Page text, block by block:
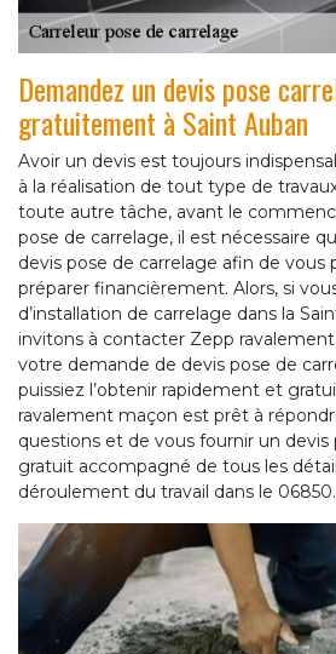
Demandez un devis pose
gratuitement à Saint Auban
Avoir un devis est toujours
à la réalisation de tout type de
toute autre tâche, avant le
pose de carrelage, il est nécessaire
devis pose de carrelage afin de vous
préparer financièrement. Alors, si
d’installation de carrelage dans la
invitons à contacter Zepp
votre demande de devis pose de
puissiez l’obtenir rapidement et
ravalement maçon est prêt à
questions et de vous fournir un devis
gratuit accompagné de tous les
déroulement du travail dans le 06850.